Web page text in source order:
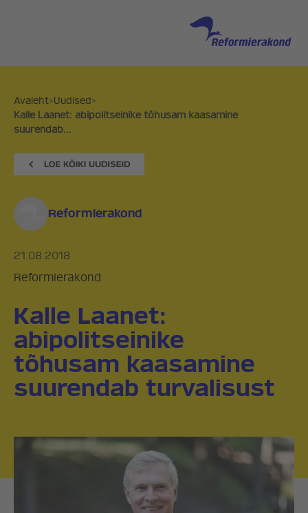
Avaleht>Uudised>
Kalle Laanet: abipolitseinike tõhusam kaasamine
suurendab...
Reformierakond
21.08.2018
Reformierakond
Kalle Laanet:
abipolitseinike
tõhusam kaasamine
suurendab turvalisust